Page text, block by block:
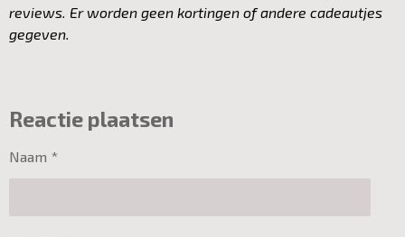
reviews. Er worden geen kortingen of andere cadeautjes
gegeven.
Reactie plaatsen
Naam *